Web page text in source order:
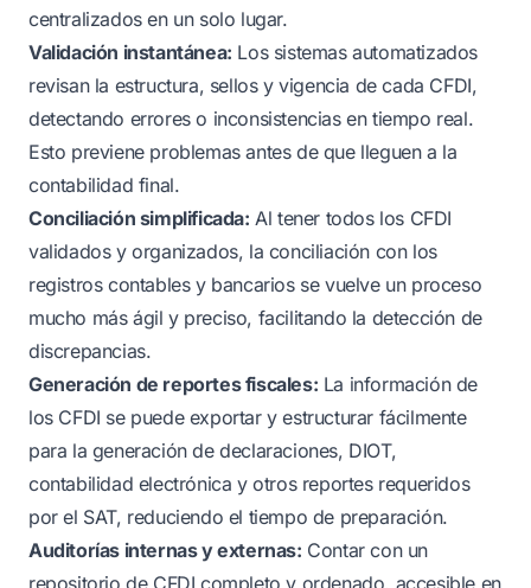
centralizados en un solo lugar.
Validación instantánea: Los sistemas automatizados
revisan la estructura, sellos y vigencia de cada CFDI,
detectando errores o inconsistencias en tiempo real.
Esto previene problemas antes de que lleguen a la
contabilidad final.
Conciliación simplificada: Al tener todos los CFDI
validados y organizados, la conciliación con los
registros contables y bancarios se vuelve un proceso
mucho más ágil y preciso, facilitando la detección de
discrepancias.
Generación de reportes fiscales: La información de
los CFDI se puede exportar y estructurar fácilmente
para la generación de declaraciones, DIOT,
contabilidad electrónica y otros reportes requeridos
por el SAT, reduciendo el tiempo de preparación.
Auditorías internas y externas: Contar con un
repositorio de CFDI completo y ordenado, accesible en